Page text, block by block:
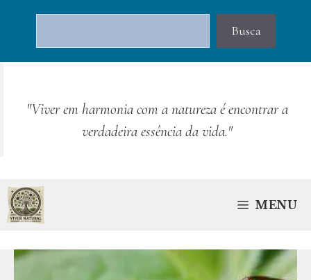
conteúdo
Busca
"Viver em harmonia com a natureza é encontrar a
verdadeira essência da vida."
MENU